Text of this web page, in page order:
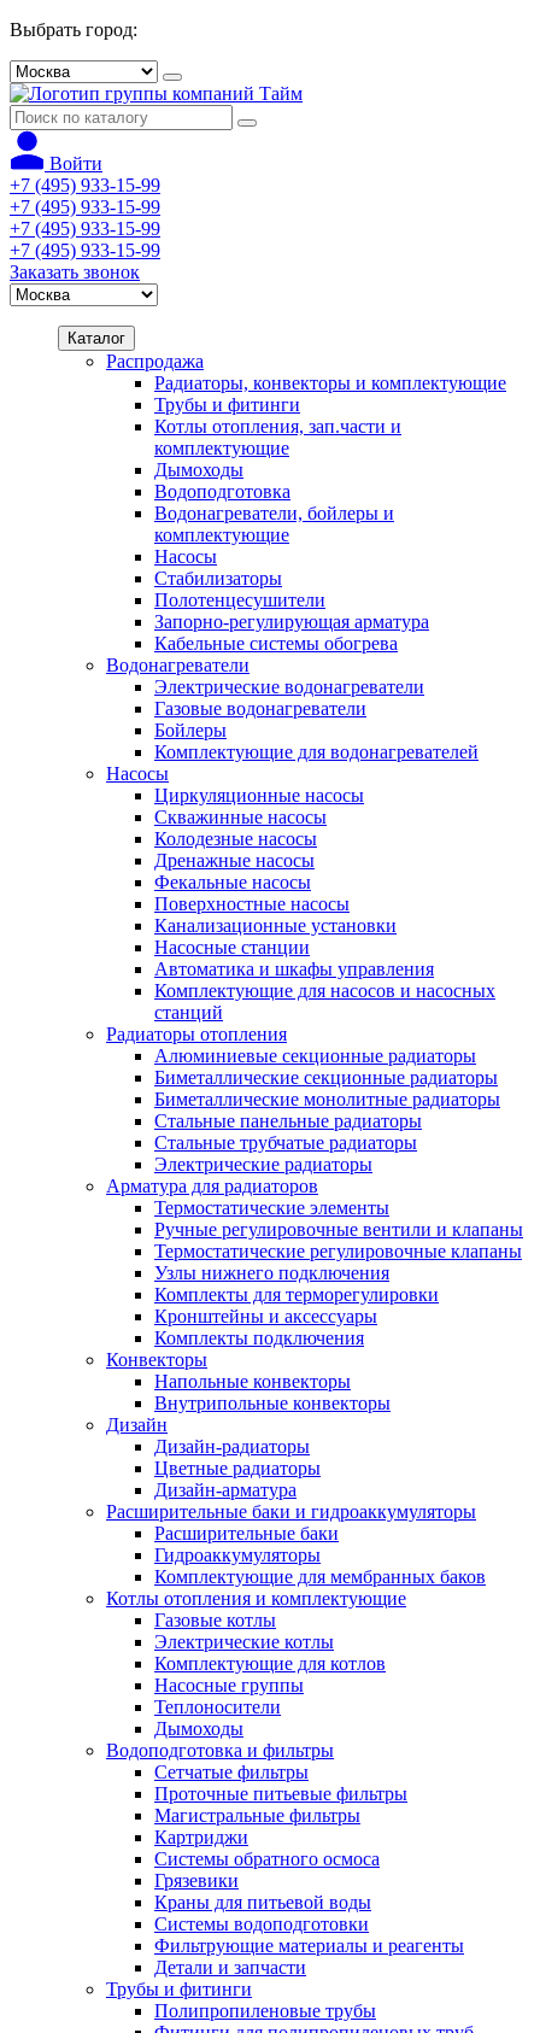
Выбрать город:
Войти
+7 (495) 933-15-99
+7 (495) 933-15-99
+7 (495) 933-15-99
+7 (495) 933-15-99
Заказать звонок
Каталог
Распродажа
Радиаторы, конвекторы и комплектующие
Трубы и фитинги
Котлы отопления, зап.части и
комплектующие
Дымоходы
Водоподготовка
Водонагреватели, бойлеры и
комплектующие
Насосы
Стабилизаторы
Полотенцесушители
Запорно-регулирующая арматура
Кабельные системы обогрева
Водонагреватели
Электрические водонагреватели
Газовые водонагреватели
Бойлеры
Комплектующие для водонагревателей
Насосы
Циркуляционные насосы
Скважинные насосы
Колодезные насосы
Дренажные насосы
Фекальные насосы
Поверхностные насосы
Канализационные установки
Насосные станции
Автоматика и шкафы управления
Комплектующие для насосов и насосных
станций
Радиаторы отопления
Алюминиевые секционные радиаторы
Биметаллические секционные радиаторы
Биметаллические монолитные радиаторы
Стальные панельные радиаторы
Стальные трубчатые радиаторы
Электрические радиаторы
Арматура для радиаторов
Термостатические элементы
Ручные регулировочные вентили и клапаны
Термостатические регулировочные клапаны
Узлы нижнего подключения
Комплекты для терморегулировки
Кронштейны и аксессуары
Комплекты подключения
Конвекторы
Напольные конвекторы
Внутрипольные конвекторы
Дизайн
Дизайн-радиаторы
Цветные радиаторы
Дизайн-арматура
Расширительные баки и гидроаккумуляторы
Расширительные баки
Гидроаккумуляторы
Комплектующие для мембранных баков
Котлы отопления и комплектующие
Газовые котлы
Электрические котлы
Комплектующие для котлов
Насосные группы
Теплоносители
Дымоходы
Водоподготовка и фильтры
Сетчатые фильтры
Проточные питьевые фильтры
Магистральные фильтры
Картриджи
Системы обратного осмоса
Грязевики
Краны для питьевой воды
Системы водоподготовки
Фильтрующие материалы и реагенты
Детали и запчасти
Трубы и фитинги
Полипропиленовые трубы